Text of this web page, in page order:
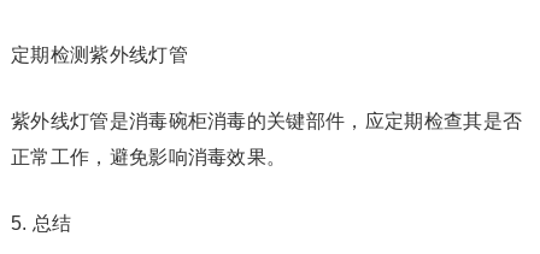
定期检测紫外线灯管
紫外线灯管是消毒碗柜消毒的关键部件，应定期检查其是否
正常工作，避免影响消毒效果。
5. 总结